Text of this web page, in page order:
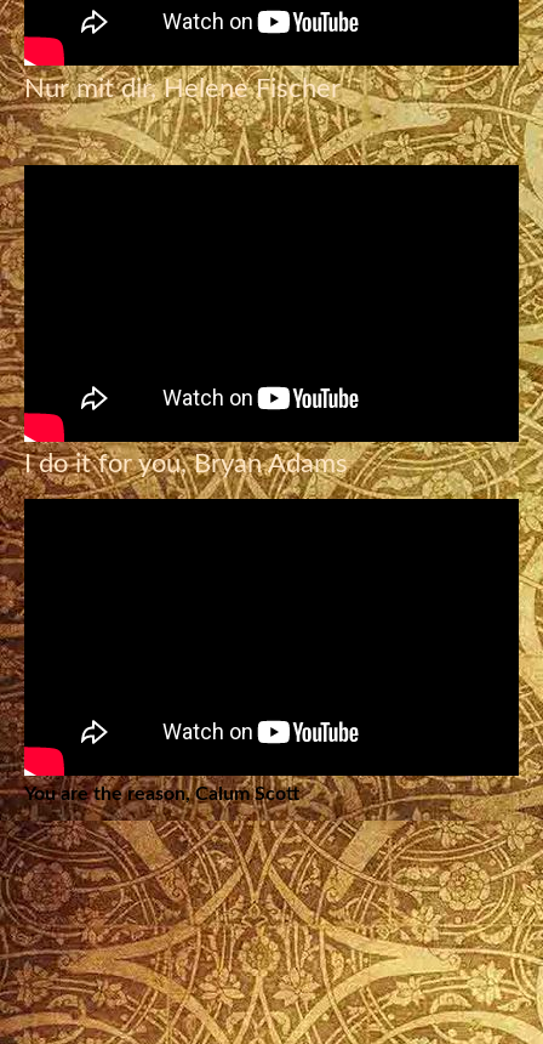
Nur mit dir, Helene Fischer
I do it for you, Bryan Adams
You are the reason, Calum Scott